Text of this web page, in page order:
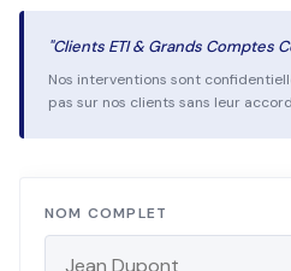
"Clients ETI & Grands Comptes
Nos interventions sont
pas sur nos clients sans leur
NOM COMPLET